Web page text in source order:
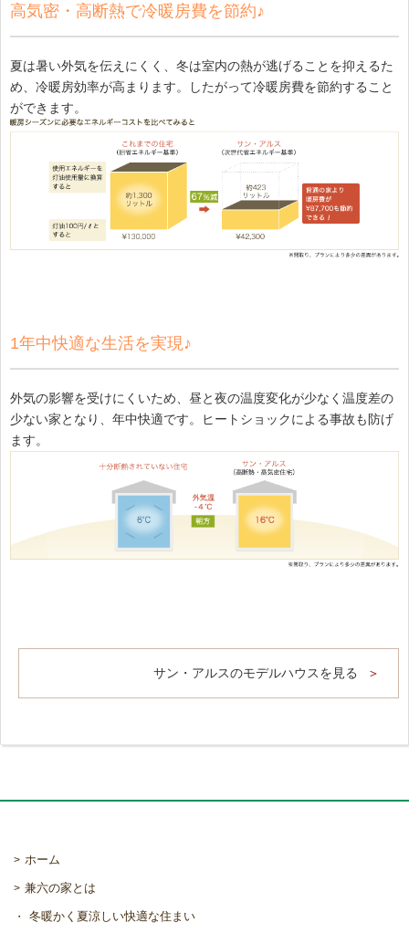
高気密・高断熱で冷暖房費を節約♪
夏は暑い外気を伝えにくく、冬は室内の熱が逃げることを抑えるた
め、冷暖房効率が高まります。したがって冷暖房費を節約すること
ができます。
1年中快適な生活を実現♪
外気の影響を受けにくいため、昼と夜の温度変化が少なく温度差の
少ない家となり、年中快適です。ヒートショックによる事故も防げ
ます。
サン・アルスのモデルハウスを見る
ホーム
兼六の家とは
冬暖かく夏涼しい快適な住まい